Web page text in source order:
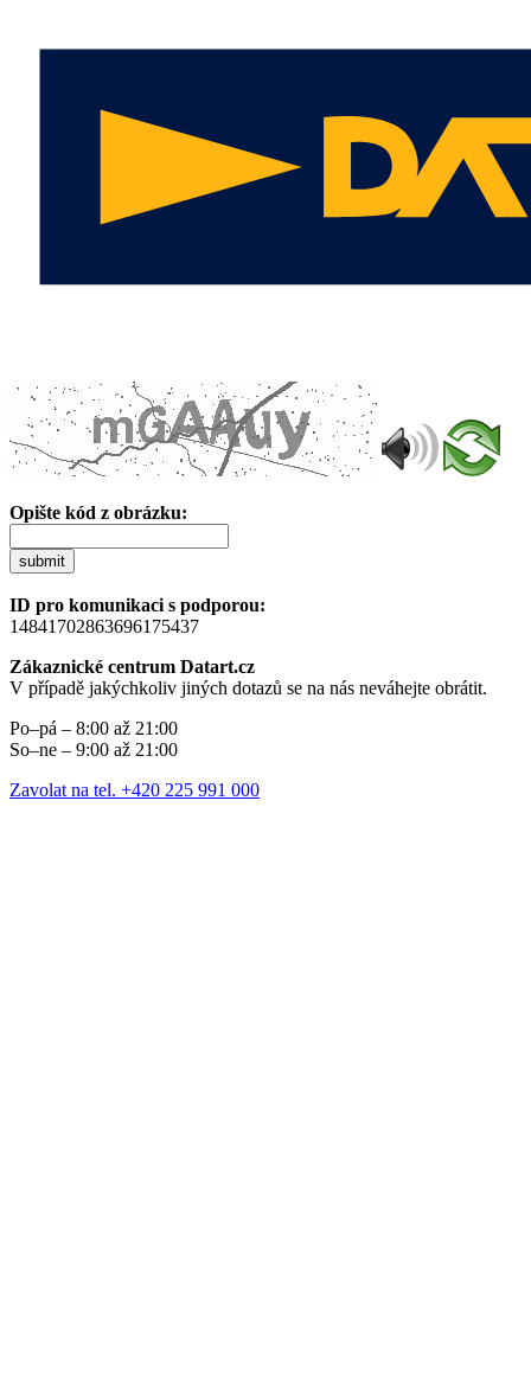
Opište kód z obrázku:
submit
ID pro komunikaci s podporou:
14841702863696175437
Zákaznické centrum Datart.cz
V případě jakýchkoliv jiných dotazů se na nás neváhejte obrátit.
Po–pá – 8:00 až 21:00
So–ne – 9:00 až 21:00
Zavolat na tel. +420 225 991 000